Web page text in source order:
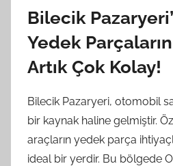
Bilecik
Yedek
Artık Çok Kolay!
Bilecik Pazaryeri, otomobil
bir kaynak haline gelmiştir.
araçların yedek parça
ideal bir yerdir. Bu bölgede